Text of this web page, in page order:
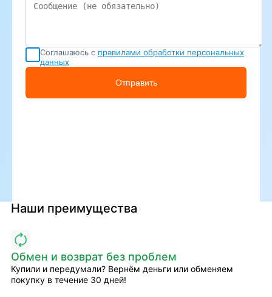
Соглашаюсь с правилами обработки персональных
данных
Отправить
Наши преимущества
Обмен и возврат без проблем
Купили и передумали? Вернём деньги или обменяем
покупку в течение 30 дней!